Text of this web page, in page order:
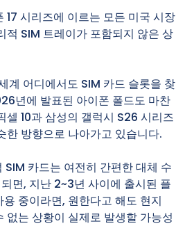
17 시리즈에 이르는 모든 미국 시장
적 SIM 트레이가 포함되지 않은 상
계 어디에서도 SIM 카드 슬롯을 찾
년에 발표된 아이폰 폴드도 마찬
셀 10과 삼성의 갤럭시 S26 시리즈
한 방향으로 나아가고 있습니다.
SIM 카드는 여전히 간편한 대체 수
면, 지난 2~3년 사이에 출시된 플
중이라면, 원한다고 해도 현지
없는 상황이 실제로 발생할 가능성